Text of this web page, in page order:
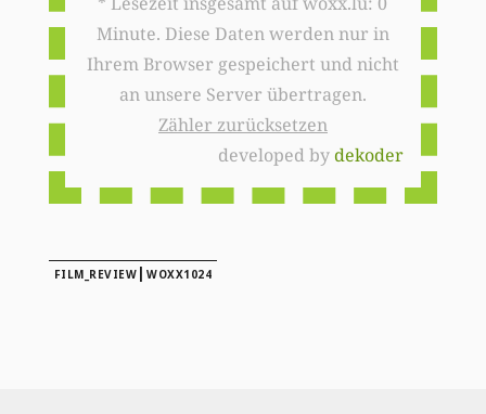
Minute. Diese Daten werden nur in
Ihrem Browser gespeichert und nicht
an unsere Server übertragen.
Zähler zurücksetzen
developed bydekoder
FILM_REVIEW |WOXX1024